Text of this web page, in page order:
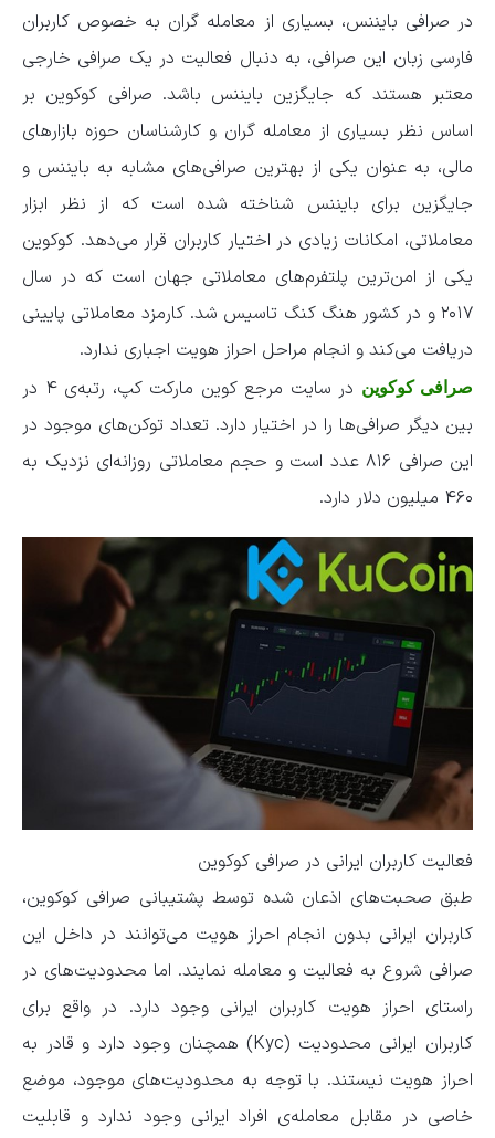
در صرافی بایننس، بسیاری از معامله گران به خصوص کاربران
فارسی زبان این صرافی، به دنبال فعالیت در یک صرافی خارجی
معتبر هستند که جایگزین بایننس باشد. صرافی کوکوین بر
اساس نظر بسیاری از معامله گران و کارشناسان حوزه بازارهای
مالی، به عنوان یکی از بهترین صرافی‌های مشابه به بایننس و
جایگزین برای بایننس شناخته شده است که از نظر ابزار
معاملاتی، امکانات زیادی در اختیار کاربران قرار می‌دهد. کوکوین
یکی از امن‌ترین پلتفرم‌های معاملاتی جهان است که در سال
۲۰۱۷ و در کشور هنگ کنگ تاسیس شد. کارمزد معاملاتی پایینی
دریافت می‌کند و انجام مراحل احراز هویت اجباری ندارد.
صرافی کوکوین
در سایت مرجع کوین مارکت کپ، رتبه‌ی ۴ در
بین دیگر صرافی‌ها را در اختیار دارد. تعداد توکن‌های موجود در
این صرافی ۸۱۶ عدد است و حجم معاملاتی روزانه‌ای نزدیک به
۴۶۰ میلیون دلار دارد.
فعالیت کاربران ایرانی در صرافی کوکوین
طبق صحبت‌های اذعان شده توسط پشتیبانی صرافی کوکوین،
کاربران ایرانی بدون انجام احراز هویت می‌توانند در داخل این
صرافی شروع به فعالیت و معامله نمایند. اما محدودیت‌های در
راستای احراز هویت کاربران ایرانی وجود دارد. در واقع برای
کاربران ایرانی محدودیت (Kyc) همچنان وجود دارد و قادر به
احراز هویت نیستند. با توجه به محدودیت‌های موجود، موضع
خاصی در مقابل معامله‌ی افراد ایرانی وجود ندارد و قابلیت